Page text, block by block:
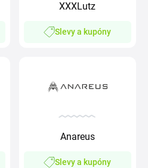
XXXLutz
Slevy a kupóny
Anareus
Slevy a kupóny